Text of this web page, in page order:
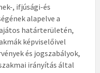
, ifjúsági-és
alapelve a
határterületén,
képviselőivel
és jogszabályok,
irányítás által